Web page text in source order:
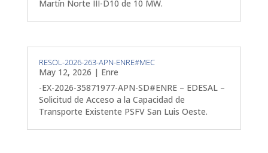
Martín Norte III-D10 de 10 MW.
RESOL-2026-263-APN-ENRE#MEC
May 12, 2026 | Enre
-EX-2026-35871977-APN-SD#ENRE – EDESAL –
Solicitud de Acceso a la Capacidad de
Transporte Existente PSFV San Luis Oeste.